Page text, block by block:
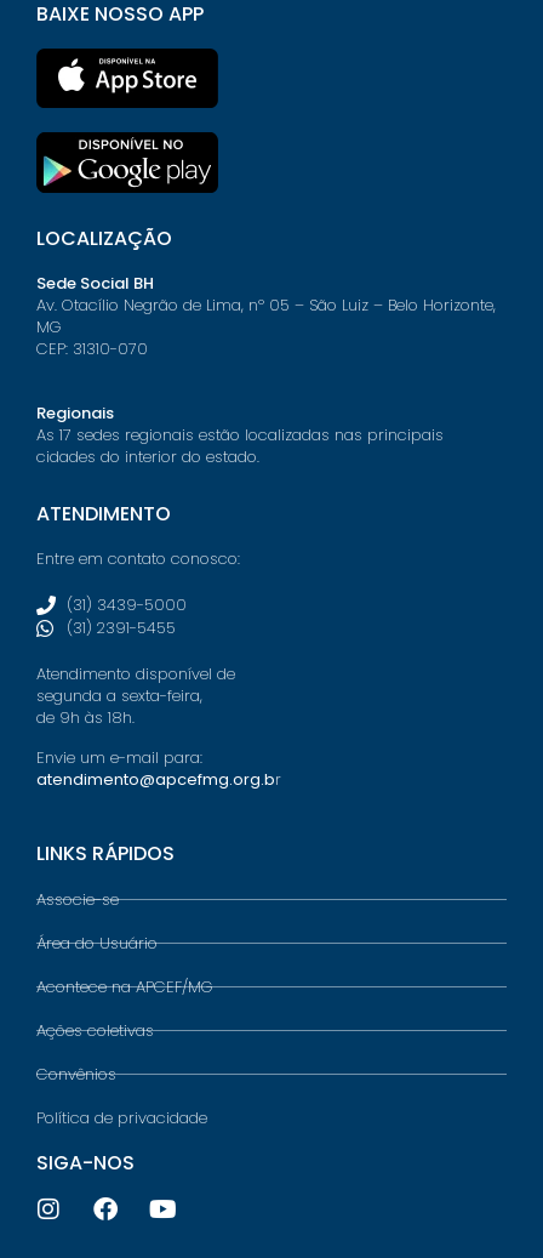
BAIXE NOSSO APP
LOCALIZAÇÃO
Sede Social BH
Av. Otacílio Negrão de Lima, nº 05 – São Luiz – Belo Horizonte,
MG
CEP: 31310-070
Regionais
As 17 sedes regionais estão localizadas nas principais
cidades do interior do estado.
ATENDIMENTO
Entre em contato conosco:
(31) 3439-5000
(31) 2391-5455
Atendimento disponível de
segunda a sexta-feira,
de 9h às 18h.
Envie um e-mail para:
atendimento@apcefmg.org.br
LINKS RÁPIDOS
Associe-se
Área do Usuário
Acontece na APCEF/MG
Ações coletivas
Convênios
Política de privacidade
SIGA-NOS